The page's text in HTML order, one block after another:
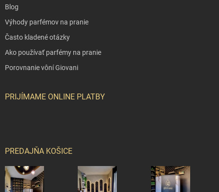
Blog
Výhody parfémov na pranie
Často kladené otázky
Ako používať parfémy na pranie
Porovnanie vôní Giovani
PRIJÍMAME ONLINE PLATBY
PREDAJŇA KOŠICE